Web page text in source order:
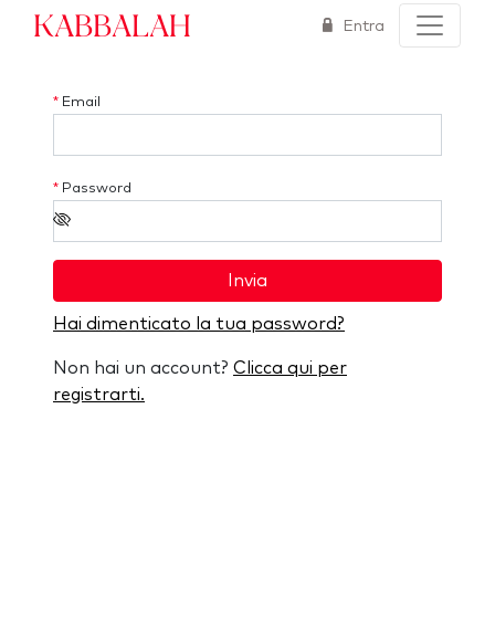
Kabbalah Entra
* Email
* Password
Invia
Hai dimenticato la tua password?
Non hai un account? Clicca qui per
registrarti.